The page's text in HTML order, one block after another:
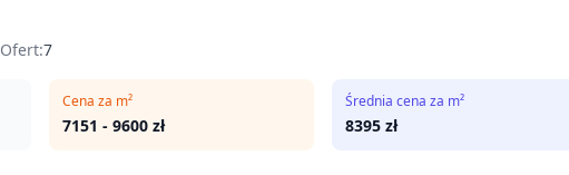
Ofert:7
Cena za m²
7151 - 9600 zł
Średnia cena za m²
8395 zł